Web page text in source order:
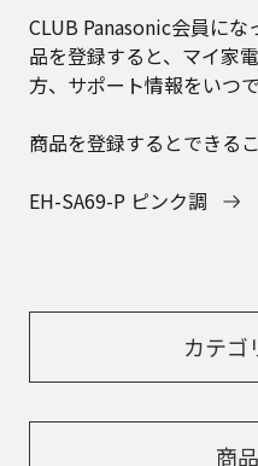
CLUB Panasonic会員に
品を登録すると、マイ家
方、サポート情報をいつ
商品を登録するとできる
EH-SA69-P ピンク調
カテゴ
商